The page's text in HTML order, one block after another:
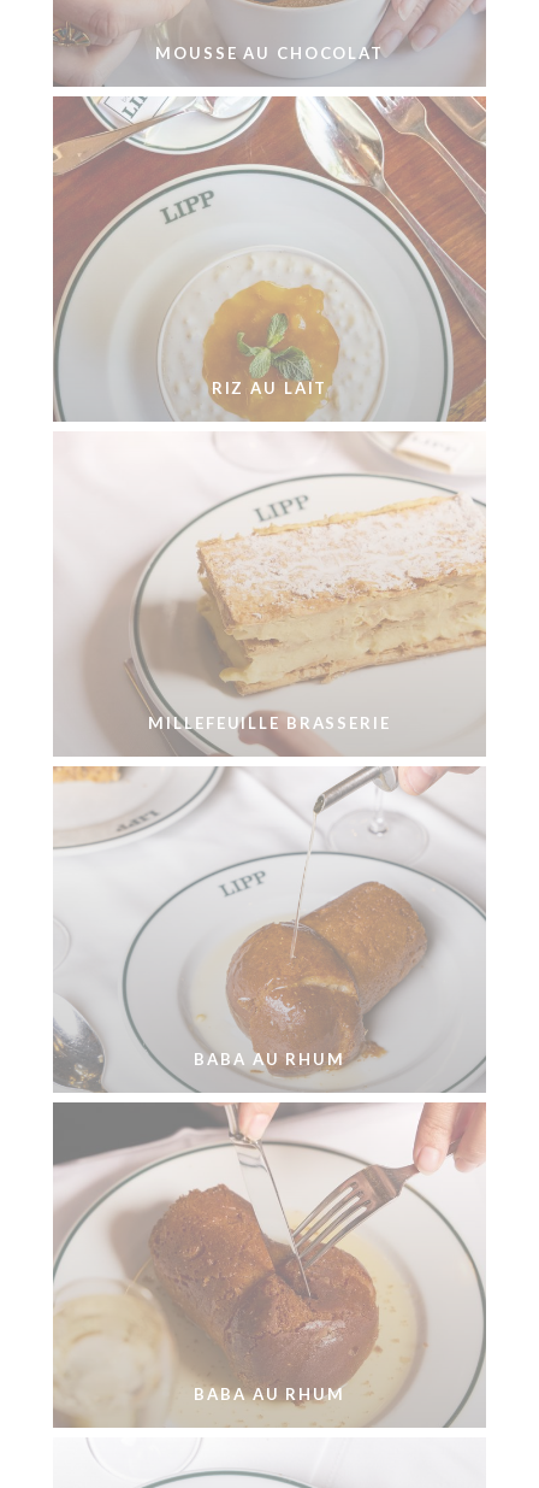
MOUSSE AU CHOCOLAT
RIZ AU LAIT
MILLEFEUILLE BRASSERIE
BABA AU RHUM
BABA AU RHUM